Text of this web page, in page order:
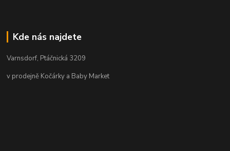
Kde nás najdete
Varnsdorf, Ptáčnická 3209
v prodejně Kočárky a Baby Market